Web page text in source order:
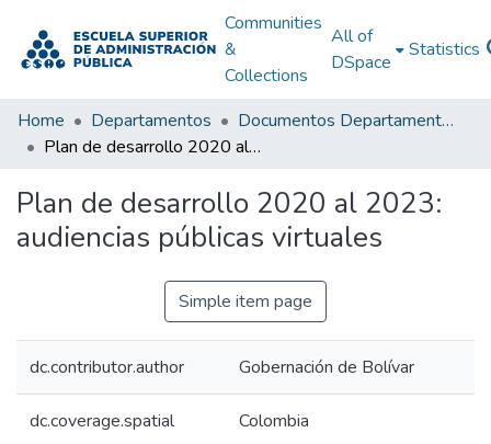
Communities
&
Collections
All of
DSpace
Statistics
Home Departamentos
Documentos Departamentales
Plan de desarrollo 2020 al 2023: audiencias públicas virtuales
Plan de desarrollo 2020 al 2023:
audiencias públicas virtuales
Simple item page
dc.contributor.author Gobernación de Bolívar
dc.coverage.spatial Colombia